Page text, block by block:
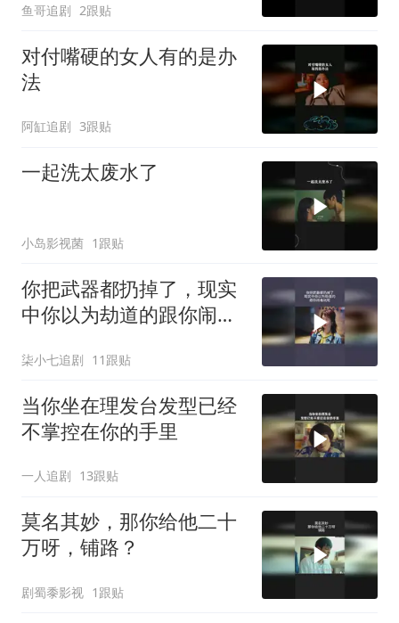
鱼哥追剧 2跟贴
对付嘴硬的女人有的是办
法
阿缸追剧 3跟贴
一起洗太废水了
小岛影视菌 1跟贴
你把武器都扔掉了，现实
中你以为劫道的跟你闹着
柒小七追剧 11跟贴
当你坐在理发台发型已经
不掌控在你的手里
一人追剧 13跟贴
莫名其妙，那你给他二十
万呀，铺路？
剧蜀黍影视 1跟贴